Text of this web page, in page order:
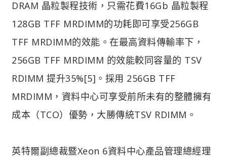
DRAM 晶粒製程技術，只需花費16Gb 晶粒製程
128GB TFF MRDIMM的功耗即可享受256GB
TFF MRDIMM的效能。在最高資料傳輸率下，
256GB TFF MRDIMM 的效能較同容量的 TSV
RDIMM 提升35%[5]。採用 256GB TFF
MRDIMM，資料中心可享受前所未有的整體擁有
成本（TCO）優勢，大勝傳統TSV RDIMM。
英特爾副總裁暨Xeon 6資料中心產品管理總經理